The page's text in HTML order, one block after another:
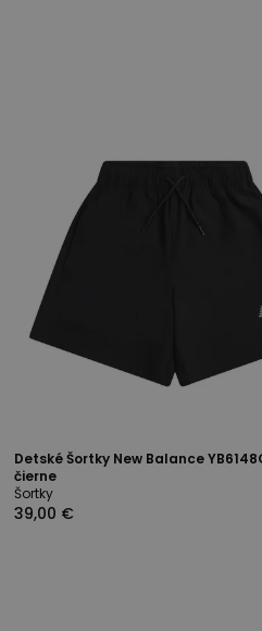
Detské Šortky New Balance
čierne
Šortky
39,00 €